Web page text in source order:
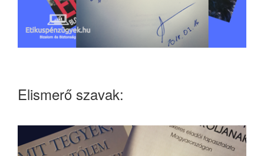
Elismerő szavak: